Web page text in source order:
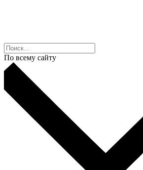
По всему сайту